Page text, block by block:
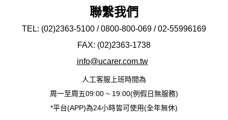
聯繫我們
TEL: (02)2363-5100 / 0800-800-069 / 02-55996169
FAX: (02)2363-1738
info@ucarer.com.tw
人工客服上班時間為
周一至周五09:00 ~ 19:00(例假日無服務)
*平台(APP)為24小時皆可使用(全年無休)